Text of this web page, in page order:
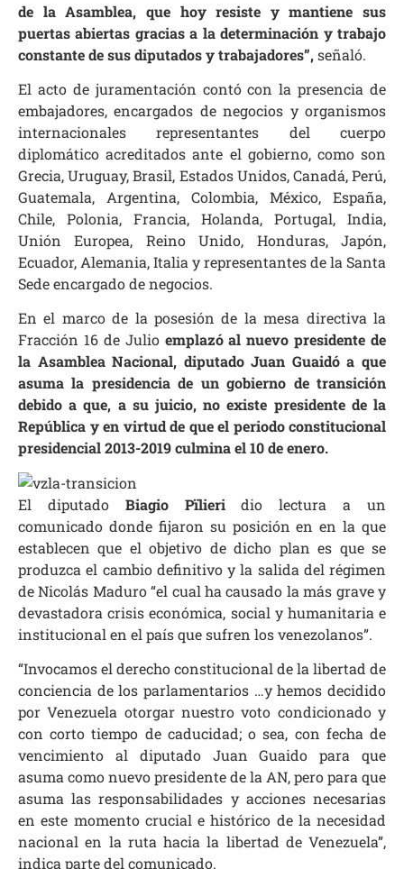
de la Asamblea, que hoy resiste y mantiene sus
puertas abiertas gracias a la determinación y trabajo
constante de sus diputados y trabajadores”,señaló.
El acto de juramentación contó con la presencia de
embajadores, encargados de negocios y organismos
internacionales representantes del cuerpo
diplomático acreditados ante el gobierno, como son
Grecia, Uruguay, Brasil, Estados Unidos, Canadá, Perú,
Guatemala, Argentina, Colombia, México, España,
Chile, Polonia, Francia, Holanda, Portugal, India,
Unión Europea, Reino Unido, Honduras, Japón,
Ecuador, Alemania, Italia y representantes de la Santa
Sede encargado de negocios.
En el marco de la posesión de la mesa directiva la
Fracción 16 de Julio emplazó al nuevo presidente de
la Asamblea Nacional, diputado Juan Guaidó a que
asuma la presidencia de un gobierno de transición
debido a que, a su juicio, no existe presidente de la
República y en virtud de que el periodo constitucional
presidencial 2013-2019 culmina el 10 de enero.
El diputadoBiagio Pïlieridio lectura a un
comunicado donde fijaron su posición en en la que
establecen que el objetivo de dicho plan es que se
produzca el cambio definitivo y la salida del régimen
de Nicolás Maduro “el cual ha causado la más grave y
devastadora crisis económica, social y humanitaria e
institucional en el país que sufren los venezolanos”.
“Invocamos el derecho constitucional de la libertad de
conciencia de los parlamentarios …y hemos decidido
por Venezuela otorgar nuestro voto condicionado y
con corto tiempo de caducidad; o sea, con fecha de
vencimiento al diputado Juan Guaido para que
asuma como nuevo presidente de la AN, pero para que
asuma las responsabilidades y acciones necesarias
en este momento crucial e histórico de la necesidad
nacional en la ruta hacia la libertad de Venezuela”,
indica parte del comunicado.